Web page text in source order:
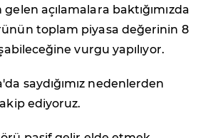
açılamalara baktığımızda
toplam piyasa değerinin 8
vurgu yapılıyor.
saydığımız nedenlerden
ediyoruz.